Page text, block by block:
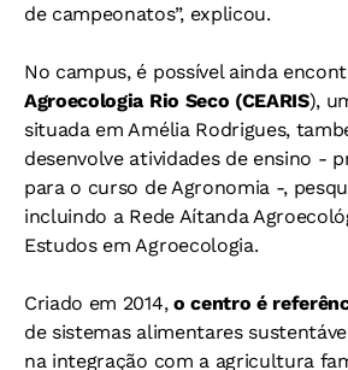
de campeonatos”, explicou.
No campus, é possível ainda
Agroecologia Rio Seco (CEARIS),
situada em Amélia Rodrigues,
desenvolve atividades de ensino -
para o curso de Agronomia -,
incluindo a Rede Aítanda
Estudos em Agroecologia.
Criado em 2014, o centro é
de sistemas alimentares
na integração com a agricultura